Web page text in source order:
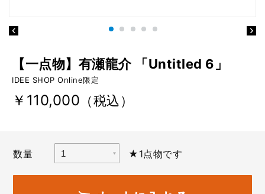
【一点物】有瀬龍介 「Untitled 6」
IDEE SHOP Online限定
￥110,000 （税込）
数量 ★1点物です